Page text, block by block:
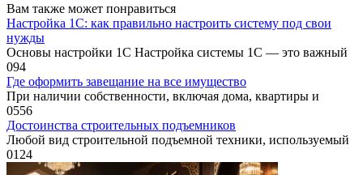
Вам также может понравиться
Настройка 1С: как правильно настроить систему под свои
нужды
Основы настройки 1С Настройка системы 1С — это важный
094
Где оформить завещание на все имущество
При наличии собственности, включая дома, квартиры и
0556
Достоинства строительных подъемников
Любой вид строительной подъемной техники, используемый
0124